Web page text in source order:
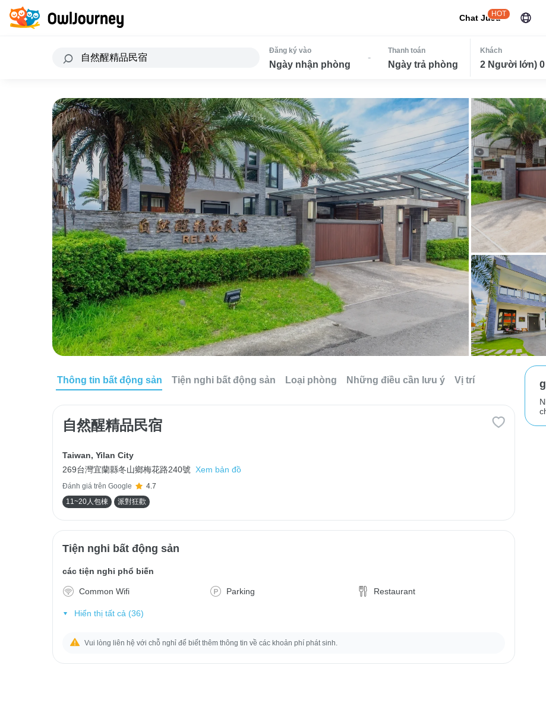
Chat JuJu
HOT
Đăng ký vào
Ngày nhận phòng
-
Thanh toán
Ngày trả phòng
Khách
2 Người lớn)
Thông tin bất động sản Tiện nghi bất động sản Loại phòng Những điều cần lưu ý Vị trí
自然醒精品民宿
Taiwan, Yilan City
269台灣宜蘭縣冬山鄉梅花路240號
Xem bản đồ
Đánh giá trên Google
4.7
11~20人包棟
派對狂歡
Tiện nghi bất động sản
các tiện nghi phổ biến
Common Wifi Parking Restaurant
Hiển thị tất cả (36)
Vui lòng liên hệ với chỗ nghỉ để biết thêm thông tin về các khoản phí phát sinh.